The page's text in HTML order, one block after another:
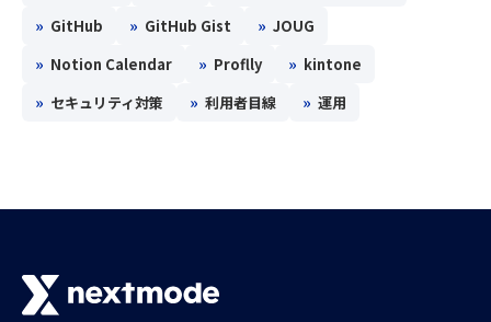
» GitHub » GitHub Gist » JOUG
» Notion Calendar » Proflly » kintone
» セキュリティ対策 » 利用者目線 » 運用